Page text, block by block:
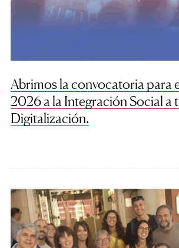
Abrimos la convocatoria para
2026 a la Integración Social a
Digitalización.